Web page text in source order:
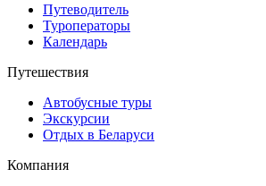
Путеводитель
Туроператоры
Календарь
Путешествия
Автобусные туры
Экскурсии
Отдых в Беларуси
Компания